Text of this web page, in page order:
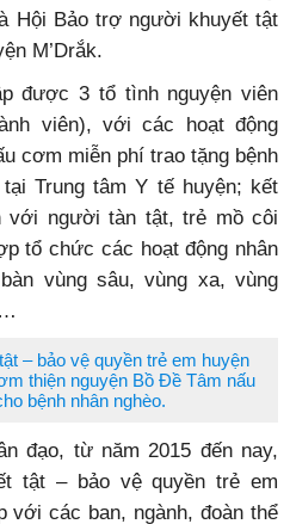
Hội Bảo trợ người khuyết tật
M’Drắk.
được 3 tổ tình nguyện viên
viên), với các hoạt động
cơm miễn phí trao tặng bệnh
Trung tâm Y tế huyện; kết
với người tàn tật, trẻ mồ côi
tổ chức các hoạt động nhân
vùng sâu, vùng xa, vùng
– bảo vệ quyền trẻ em huyện
thiện nguyện Bồ Đề Tâm nấu
bệnh nhân nghèo.
đạo, từ năm 2015 đến nay,
tật – bảo vệ quyền trẻ em
với các ban, ngành, đoàn thể